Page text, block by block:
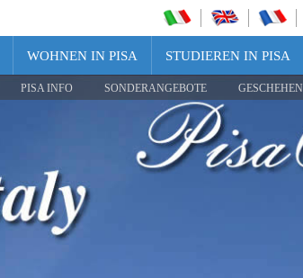
WOHNEN IN PISA STUDIEREN IN PISA
PISA INFO SONDERANGEBOTE GESCHEHEN